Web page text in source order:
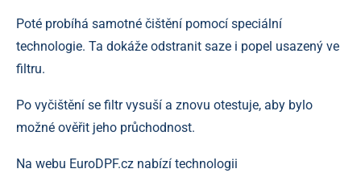
Poté probíhá samotné čištění pomocí speciální
technologie. Ta dokáže odstranit saze i popel usazený ve
filtru.
Po vyčištění se filtr vysuší a znovu otestuje, aby bylo
možné ověřit jeho průchodnost.
Na webu EuroDPF.cz nabízí technologii